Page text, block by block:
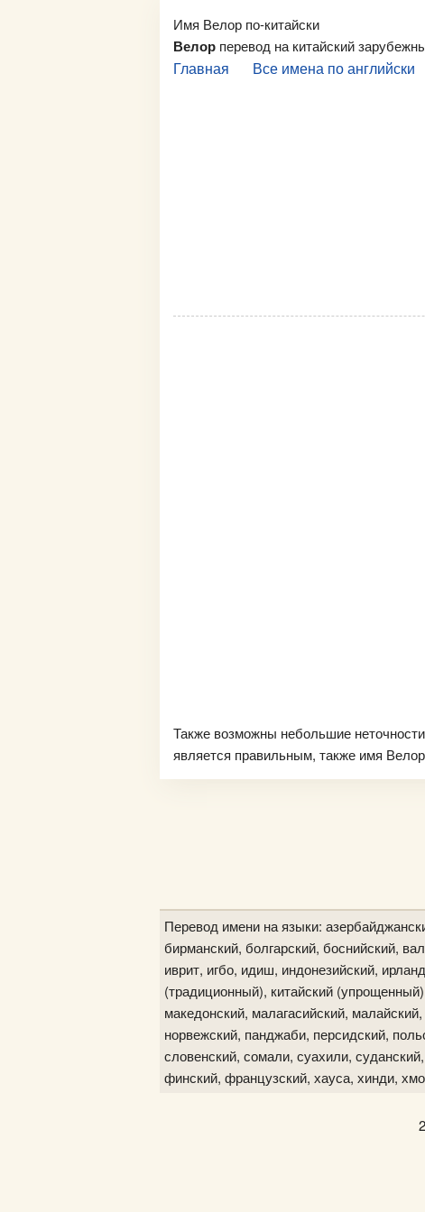
Имя Велор по-китайски
Велор перевод на китайский
Главная Все имена по английски
Также возможны небольшие
является правильным, также имя
Перевод имени на языки:
бирманский, болгарский, боснийский,
иврит, игбо, идиш, индонезийский,
(традиционный), китайский
македонский, малагасийский,
норвежский, панджаби, персидский,
словенский, сомали, суахили,
финский, французский, хауса, хинди,